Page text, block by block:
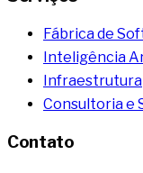
Fábrica de
Inteligência
Infraestrutura
Consultoria e
Contato